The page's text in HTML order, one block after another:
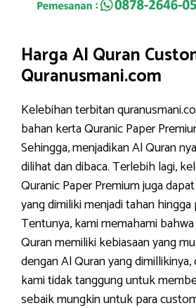
Harga Al Quran
Quranusmani.com
Kelebihan terbitan
bahan kerta Quranic Paper
Sehingga, menjadikan Al Quran
dilihat dan dibaca. Terlebih lagi,
Quranic Paper Premium juga
yang dimiliki menjadi tahan
Tentunya, kami memahami
Quran memiliki kebiasaan yang
dengan Al Quran yang
kami tidak tanggung untuk
sebaik mungkin untuk para